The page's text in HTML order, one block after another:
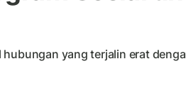
yang terjalin erat